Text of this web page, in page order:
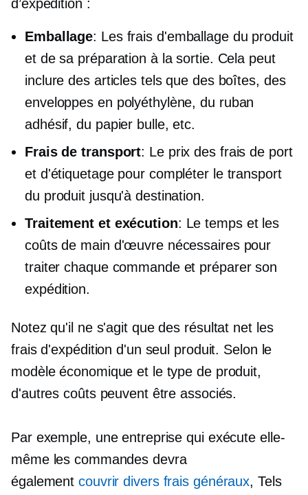
d’expédition :
Emballage: Les frais d'emballage du produit
et de sa préparation à la sortie. Cela peut
inclure des articles tels que des boîtes, des
enveloppes en polyéthylène, du ruban
adhésif, du papier bulle, etc.
Frais de transport: Le prix des frais de port
et d'étiquetage pour compléter le transport
du produit jusqu'à destination.
Traitement et exécution: Le temps et les
coûts de main d'œuvre nécessaires pour
traiter chaque commande et préparer son
expédition.
Notez qu'il ne s'agit que des résultat netles
frais d'expédition d'un seul produit. Selon le
modèle économique et le type de produit,
d'autres coûts peuvent être associés.
Par exemple, une entreprise qui exécute elle-
même les commandes devra
égalementcouvrir divers frais généraux, Tels